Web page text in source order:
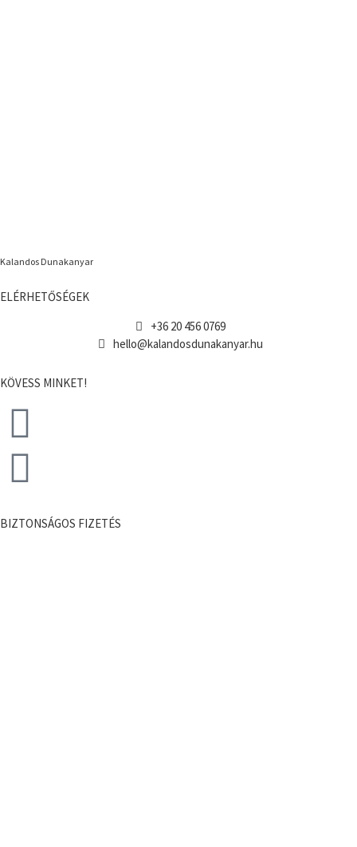
Kalandos Dunakanyar
ELÉRHETŐSÉGEK
+36 20 456 0769
hello@kalandosdunakanyar.hu
KÖVESS MINKET!
BIZTONSÁGOS FIZETÉS